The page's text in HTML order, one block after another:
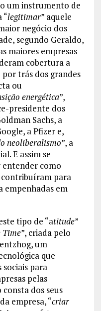
um instrumento de
“legitimar” aquele
negócio dos
segundo Geraldo,
maiores empresas
cobertura a
por trás dos grandes
ou
energética”,
presidente dos
Sachs, a
a Pfizer e,
neoliberalismo”, a
E assim se
como
contribuíram para
empenhadas em
tipo de “atitude”
Time”, criada pelo
um
que
para
pelas
dos seus
empresa, “criar